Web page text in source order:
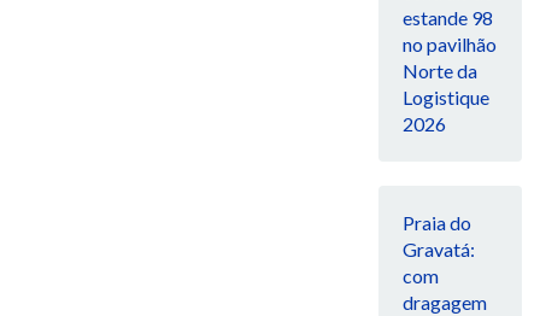
estande 98
no pavilhão
Norte da
Logistique
2026
Praia do
Gravatá:
com
dragagem